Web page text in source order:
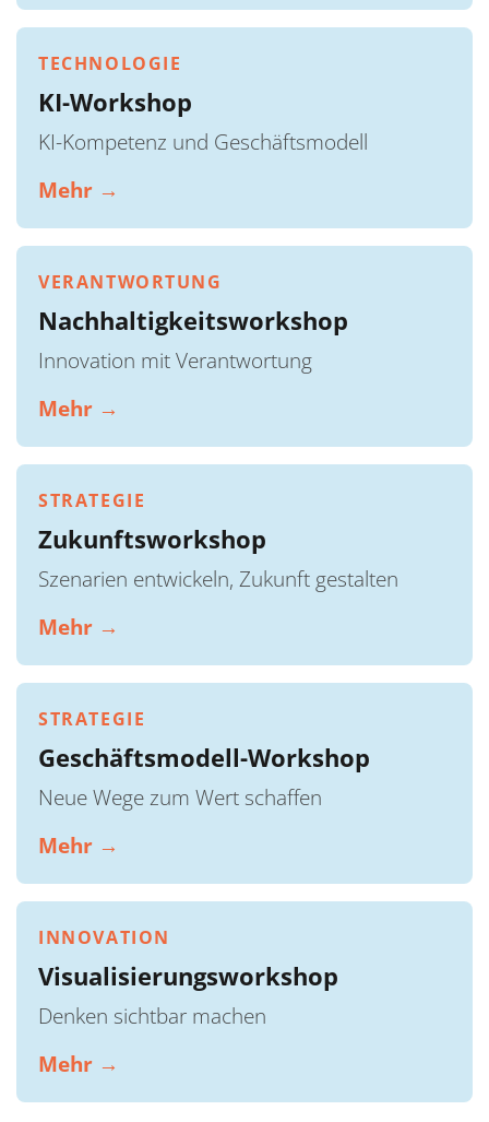
TECHNOLOGIE
KI-Workshop
KI-Kompetenz und Geschäftsmodell
Mehr →
VERANTWORTUNG
Nachhaltigkeitsworkshop
Innovation mit Verantwortung
Mehr →
STRATEGIE
Zukunftsworkshop
Szenarien entwickeln, Zukunft gestalten
Mehr →
STRATEGIE
Geschäftsmodell-Workshop
Neue Wege zum Wert schaffen
Mehr →
INNOVATION
Visualisierungsworkshop
Denken sichtbar machen
Mehr →